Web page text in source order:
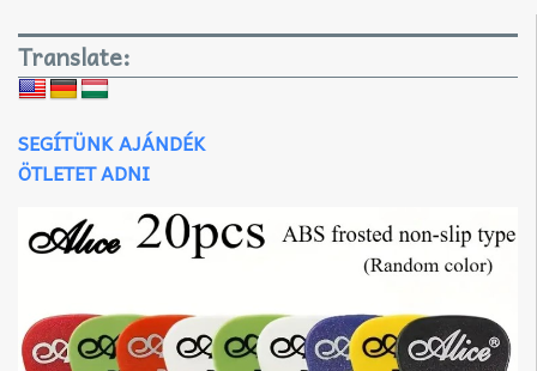
Translate:
SEGÍTÜNK AJÁNDÉK
ÖTLETET ADNI